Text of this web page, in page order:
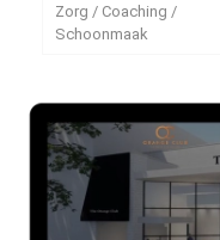
Zorg / Coaching /
Schoonmaak
The Orange Club
HIER